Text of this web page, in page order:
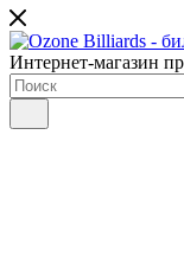
Интернет-магазин